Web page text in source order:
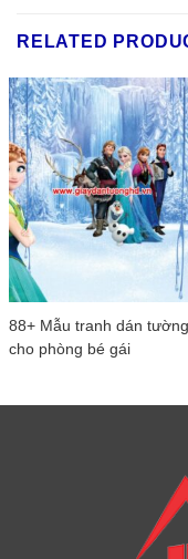
RELATED
88+ Mẫu tranh dán tường
cho phòng bé gái